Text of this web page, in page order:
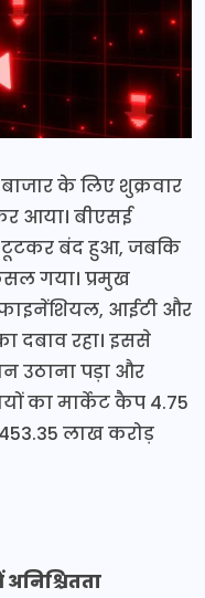
के लिए शुक्रवार
आया। बीएसई
बंद हुआ, जबकि
गया। प्रमुख
आईटी और
दबाव रहा। इससे
उठाना पड़ा और
का मार्केट कैप 4.75
लाख करोड़